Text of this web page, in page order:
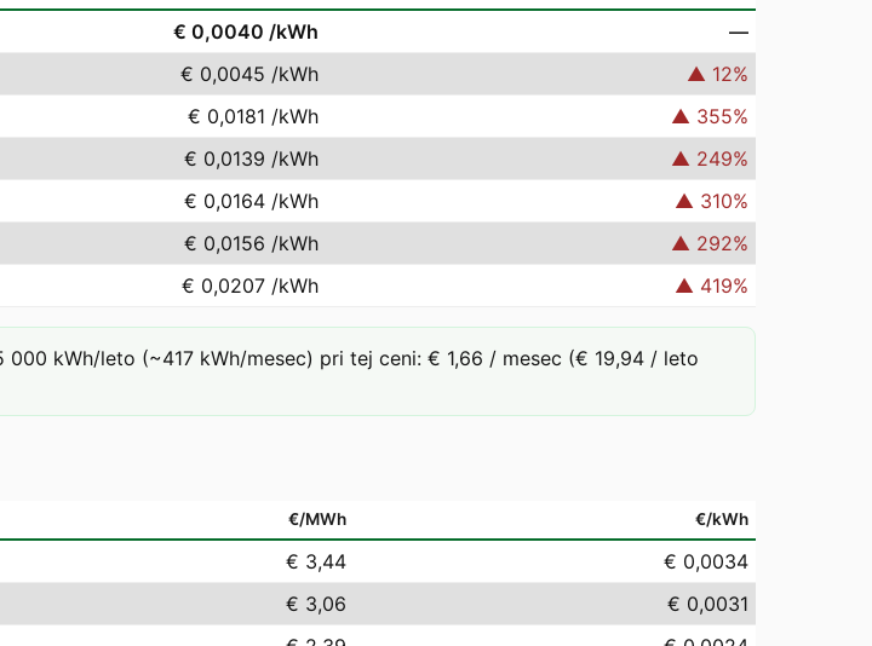
€ 0,0040 /kWh
—
€ 0,0045 /kWh ▲ 12%
€ 0,0181 /kWh ▲ 355%
€ 0,0139 /kWh ▲ 249%
€ 0,0164 /kWh ▲ 310%
€ 0,0156 /kWh ▲ 292%
€ 0,0207 /kWh ▲ 419%
kWh/leto (~417 kWh/mesec) pri tej ceni: € 1,66 / mesec (€ 19,94 / leto
€/MWh €/kWh
€ 3,44
€ 0,0034
€ 3,06
€ 0,0031